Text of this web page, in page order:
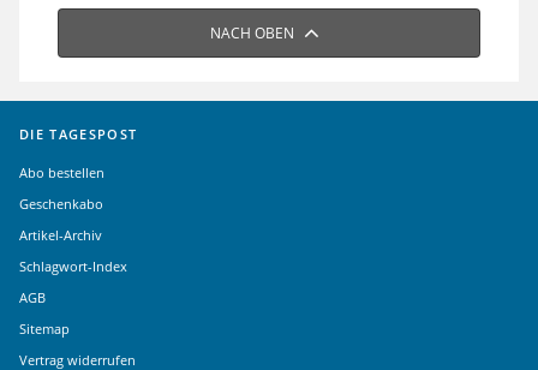
NACH OBEN
DIE TAGESPOST
Abo bestellen
Geschenkabo
Artikel-Archiv
Schlagwort-Index
AGB
Sitemap
Vertrag widerrufen